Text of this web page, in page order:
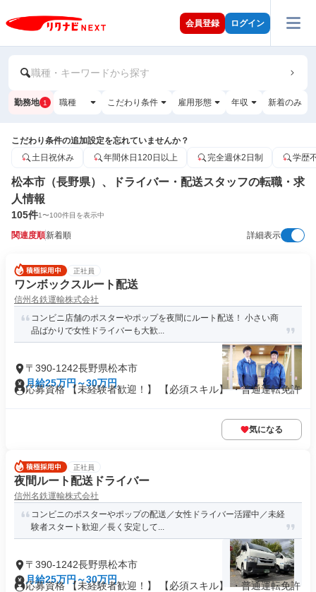
会員登録 ログイン
職種・キーワードから探す
勤務地 1 職種 こだわり条件 雇用形態 年収 新着のみ
こだわり条件の追加設定を忘れていませんか？
土日祝休み
年間休日120日以上 完全週休2日制 学歴
松本市（長野県）、ドライバー・配送スタッフの転職・求
人情報
105件1〜100件目を表示中
関連度順新着順 詳細表示
正社員
ワンボックスルート配送
信州名鉄運輸株式会社
コンビニ店舗のポスターやポップを夜間にルート配送！ 小さい商
品ばかりで女性ドライバーも大歓...
〒390-1242長野県松本市
月給25万円～30万円
応募資格 【未経験者歓迎！】 【必須スキル】 ・普通運転免許
気になる
正社員
夜間ルート配送ドライバー
信州名鉄運輸株式会社
コンビニのポスターやポップの配送／女性ドライバー活躍中／未経
験者スタート歓迎／長く安定して...
〒390-1242長野県松本市
月給25万円～30万円
応募資格 【未経験者歓迎！】 【必須スキル】 ・普通運転免許